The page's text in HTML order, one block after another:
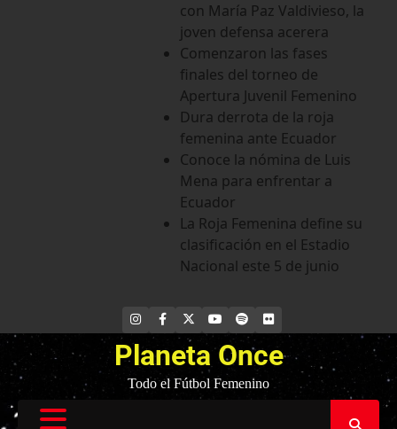
con María Paz Valdivieso, la
joven defensa acerera
Comenzaron las fases
finales del torneo de
Apertura Juvenil Femenino
Dura derrota de la roja
femenina ante Ecuador
Conoce la nómina de Luis
Mena para enfrentar a
Ecuador
La Roja Femenina define su
clasificación en el Estadio
Nacional este 5 de junio
INSTAGRAM
FACEBOOK YOUTUBE
SPOTIFYFLICKR
Planeta Once
Todo el Fútbol Femenino